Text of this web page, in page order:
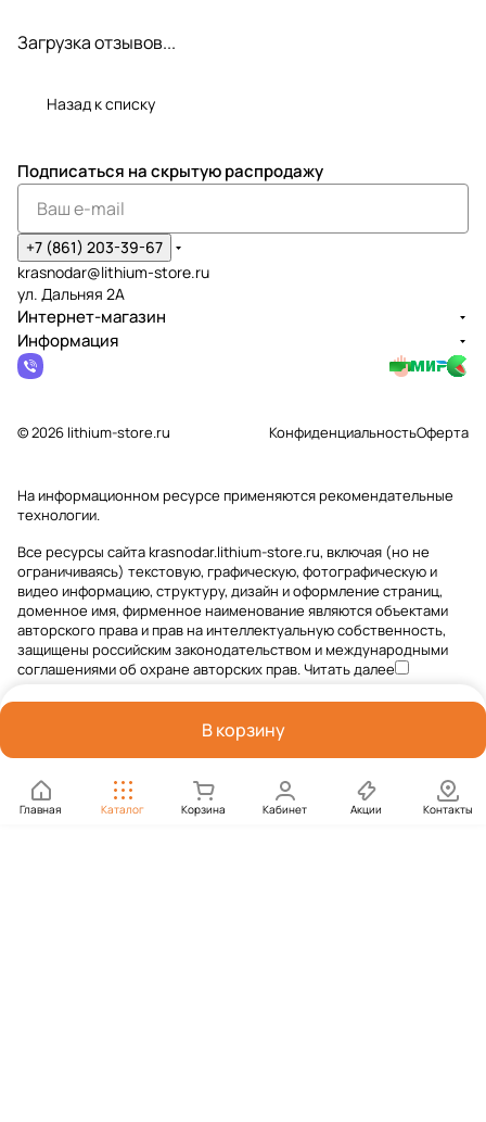
Загрузка отзывов...
Назад к списку
В корзину
Главная Каталог Корзина Кабинет Акции Контакты
Подписаться на скрытую распродажу
+7 (861) 203-39-67
krasnodar@lithium-store.ru
ул. Дальняя 2А
Интернет-магазин
Информация
© 2026 lithium-store.ru КонфиденциальностьОферта
На информационном ресурсе применяютсярекомендательные
технологии.
Все ресурсы сайта krasnodar.lithium-store.ru, включая (но не
ограничиваясь) текстовую, графическую, фотографическую и
видео информацию, структуру, дизайн и оформление страниц,
доменное имя, фирменное наименование являются объектами
авторского права и прав на интеллектуальную собственность,
защищены российским законодательством и международными
соглашениями об охране авторских прав.Читать далее